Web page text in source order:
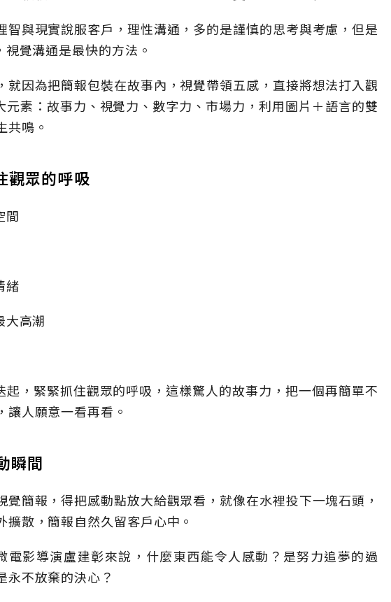
智與現實說服客戶，理性溝通，多的是謹慎的思考與考慮，但是
覺溝通是最快的方法。
就因為把簡報包裝在故事內，視覺帶領五感，直接將想法打入觀
素：故事力、視覺力、數字力、市場力，利用圖片＋語言的雙
共鳴。
觀眾的呼吸
間
緒
高潮
，緊緊抓住觀眾的呼吸，這樣驚人的故事力，把一個再簡單不
人願意一看再看。
瞬間
簡報，得把感動點放大給觀眾看，就像在水裡投下一塊石頭，
散，簡報自然久留客戶心中。
電影導演盧建彰來說，什麼東西能令人感動？是努力追夢的過
永不放棄的決心？